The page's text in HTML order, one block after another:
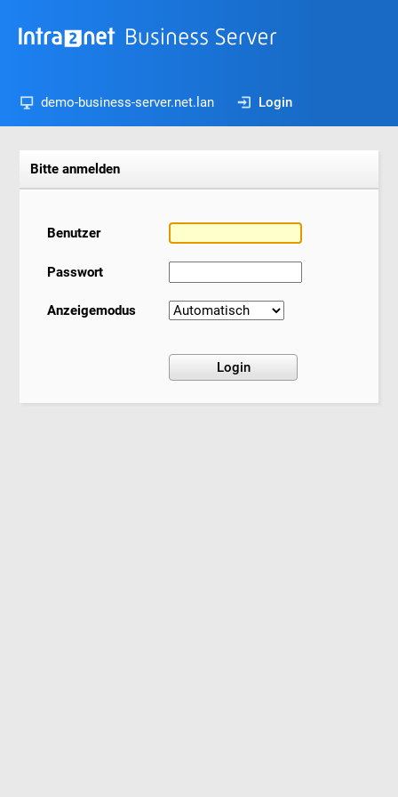
demo-business-server.net.lan Login
Bitte anmelden
Benutzer
Passwort
Anzeigemodus